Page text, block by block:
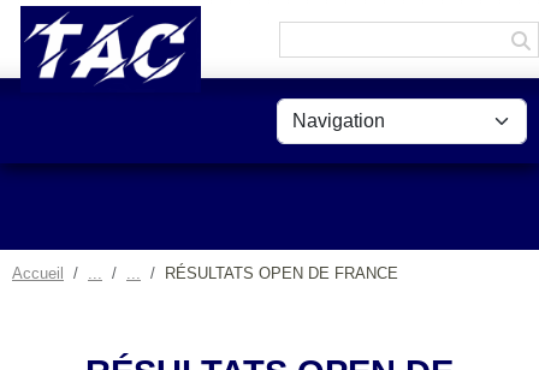
Accueil RÉSULTATS OPEN DE FRANCE
Panneau de gestion des cookies